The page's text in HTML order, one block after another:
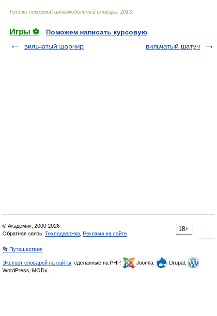
Русско-немецкий автомобильный словарь 2013
Игры ⚽
Поможем написать курсовую
вильчатый шарнир
вильчатый шатун
18+
© Академик, 2000-2026
Обратная связь: Техподдержка Реклама на сайте
👣 Путешествия
Экспорт словарей на сайты , сделанные на PHP, Joomla,
Drupal,
WordPress, MODx.